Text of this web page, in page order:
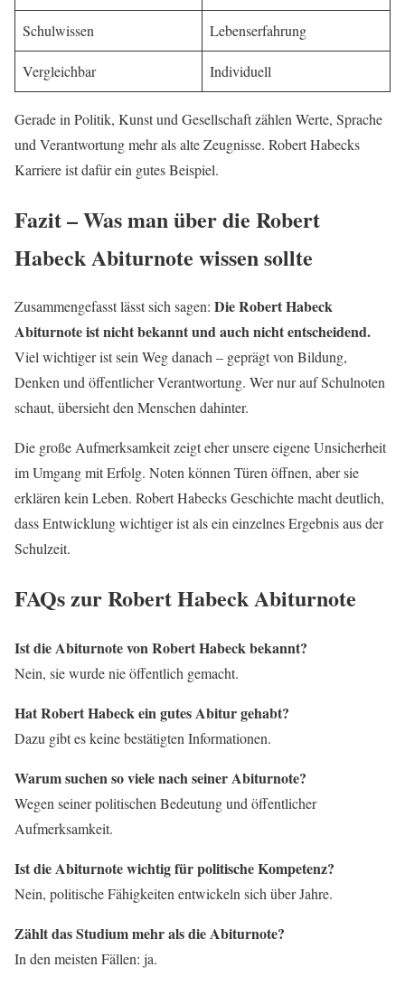
Schulwissen Lebenserfahrung
Vergleichbar Individuell
Gerade in Politik, Kunst und Gesellschaft zählen Werte, Sprache
und Verantwortung mehr als alte Zeugnisse. Robert Habecks
Karriere ist dafür ein gutes Beispiel.
Fazit – Was man über die Robert
Habeck Abiturnote wissen sollte
Zusammengefasst lässt sich sagen: Die Robert Habeck
Abiturnote ist nicht bekannt und auch nicht entscheidend.
Viel wichtiger ist sein Weg danach – geprägt von Bildung,
Denken und öffentlicher Verantwortung. Wer nur auf Schulnoten
schaut, übersieht den Menschen dahinter.
Die große Aufmerksamkeit zeigt eher unsere eigene Unsicherheit
im Umgang mit Erfolg. Noten können Türen öffnen, aber sie
erklären kein Leben. Robert Habecks Geschichte macht deutlich,
dass Entwicklung wichtiger ist als ein einzelnes Ergebnis aus der
Schulzeit.
FAQs zur Robert Habeck Abiturnote
Ist die Abiturnote von Robert Habeck bekannt?
Nein, sie wurde nie öffentlich gemacht.
Hat Robert Habeck ein gutes Abitur gehabt?
Dazu gibt es keine bestätigten Informationen.
Warum suchen so viele nach seiner Abiturnote?
Wegen seiner politischen Bedeutung und öffentlicher
Aufmerksamkeit.
Ist die Abiturnote wichtig für politische Kompetenz?
Nein, politische Fähigkeiten entwickeln sich über Jahre.
Zählt das Studium mehr als die Abiturnote?
In den meisten Fällen: ja.